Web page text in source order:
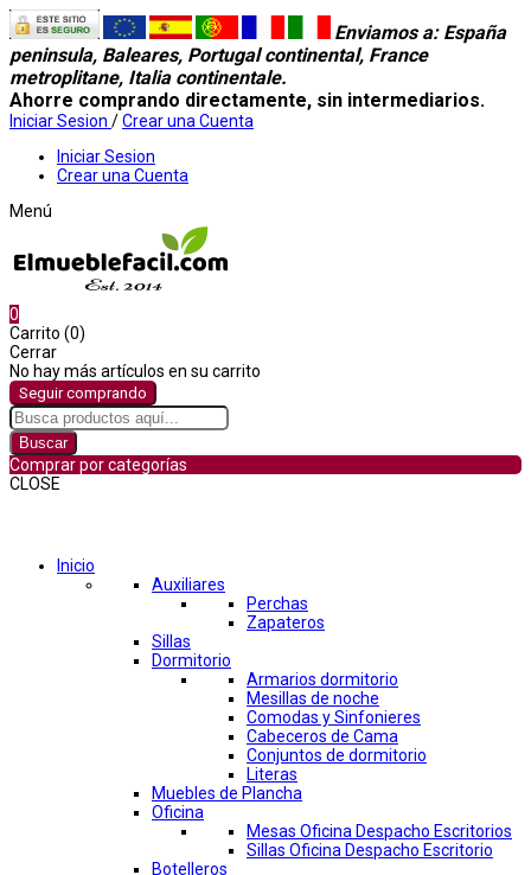
Enviamos a: España
peninsula, Baleares, Portugal continental, France
metroplitane, Italia continentale.
Ahorre comprando directamente, sin intermediarios.
Iniciar Sesion /Crear una Cuenta
Iniciar Sesion
Crear una Cuenta
Menú
0
Carrito (0)
Cerrar
No hay más artículos en su carrito
Seguir comprando
Buscar
Comprar por categorías
CLOSE
Inicio
Auxiliares
Perchas
Zapateros
Sillas
Dormitorio
Armarios dormitorio
Mesillas de noche
Comodas y Sinfonieres
Cabeceros de Cama
Conjuntos de dormitorio
Literas
Muebles de Plancha
Oficina
Mesas Oficina Despacho Escritorios
Sillas Oficina Despacho Escritorio
Botelleros